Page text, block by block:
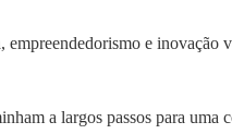
e inovação
a largos passos para